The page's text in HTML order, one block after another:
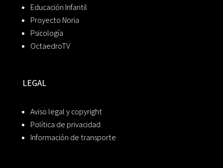
Educación Infantil
Proyecto Noria
Psicología
OctaedroTV
LEGAL
Aviso legal y copyright
Política de privacidad
Información de transporte